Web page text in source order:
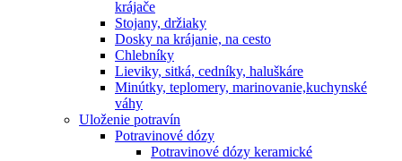
krájače
Stojany, držiaky
Dosky na krájanie, na cesto
Chlebníky
Lieviky, sitká, cedníky, haluškáre
Minútky, teplomery, marinovanie,kuchynské
váhy
Uloženie potravín
Potravinové dózy
Potravinové dózy keramické